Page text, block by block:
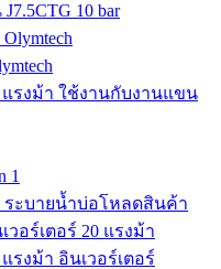
10 bar
แรงม้า ใช้งานกับงานแขน
1
ระบายน้ำบ่อโหลดสินค้า
อร์เตอร์ 20 แรงม้า
รงม้า อินเวอร์เตอร์